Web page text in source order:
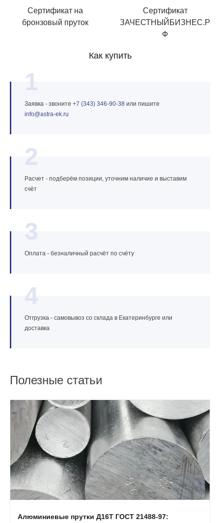
Сертификат на
бронзовый пруток
Сертификат
ЗАЧЕСТНЫЙБИЗНЕС.Р
Ф
Как купить
1
Заявка - звоните +7 (343) 346‑90‑38 или пишите
info@astra‑ek.ru
2
Расчет - подберём позиции, уточним наличие и выставим
счёт
3
Оплата - безналичный расчёт по счёту
4
Отгрузка - самовывоз со склада в Екатеринбурге или
доставка
Полезные статьи
Алюминиевые прутки Д16Т ГОСТ 21488-97: